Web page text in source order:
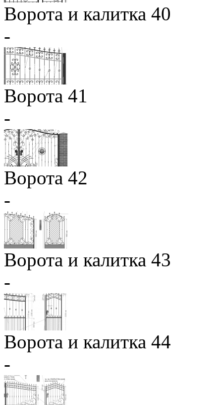
Ворота и калитка 40
-
Ворота 41
-
Ворота 42
-
Ворота и калитка 43
-
Ворота и калитка 44
-